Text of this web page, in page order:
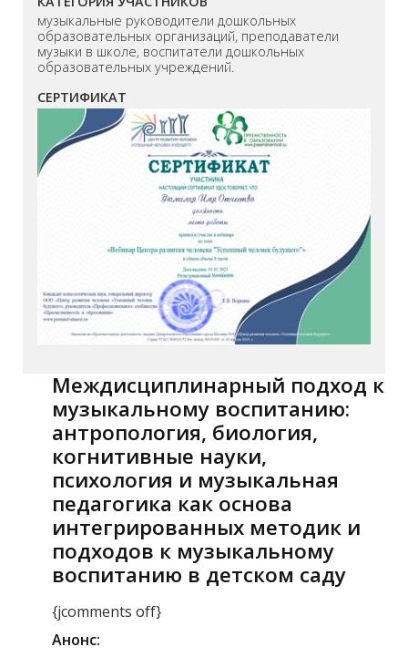
музыкальные руководители дошкольных
образовательных организаций, преподаватели
музыки в школе, воспитатели дошкольных
образовательных учреждений.
СЕРТИФИКАТ
Междисциплинарный подход к
музыкальному воспитанию:
антропология, биология,
когнитивные науки,
психология и музыкальная
педагогика как основа
интегрированных методик и
подходов к музыкальному
воспитанию в детском саду
{jcomments off}
Анонс: